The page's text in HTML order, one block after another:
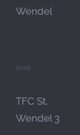
Wendel
2025
TFC St.
Wendel 3